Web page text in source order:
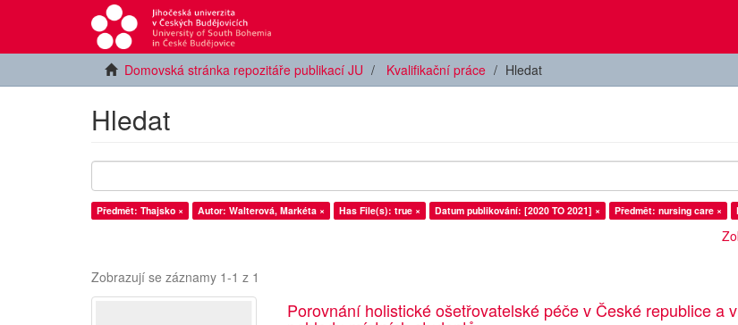
Domovská stránka repozitáře publikací JU Kvalifikační práce Hledat
Hledat
Předmět: Thajsko × Autor: Walterová, Markéta × Has File(s): true × Datum publikování: [2020 TO 2021] × Předmět: nursing care ×
Zobrazují se záznamy 1-1 z 1
Porovnání holistické ošetřovatelské péče v České republice a